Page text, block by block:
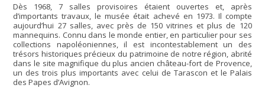
Dès 1968, 7 salles provisoires étaient ouvertes et, après
d’importants travaux, le musée était achevé en 1973. Il compte
aujourd’hui 27 salles, avec près de 150 vitrines et plus de 120
mannequins. Connu dans le monde entier, en particulier pour ses
collections napoléoniennes, il est incontestablement un des
trésors historiques précieux du patrimoine de notre région, abrité
dans le site magnifique du plus ancien château-fort de Provence,
un des trois plus importants avec celui de Tarascon et le Palais
des Papes d’Avignon.